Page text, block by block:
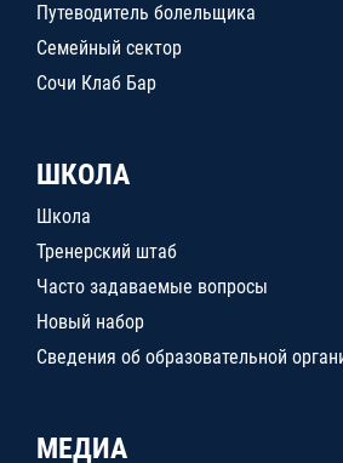
Путеводитель болельщика
Семейный сектор
Сочи Клаб Бар
ШКОЛА
Школа
Тренерский штаб
Часто задаваемые вопросы
Новый набор
Сведения об образовательной
МЕДИА